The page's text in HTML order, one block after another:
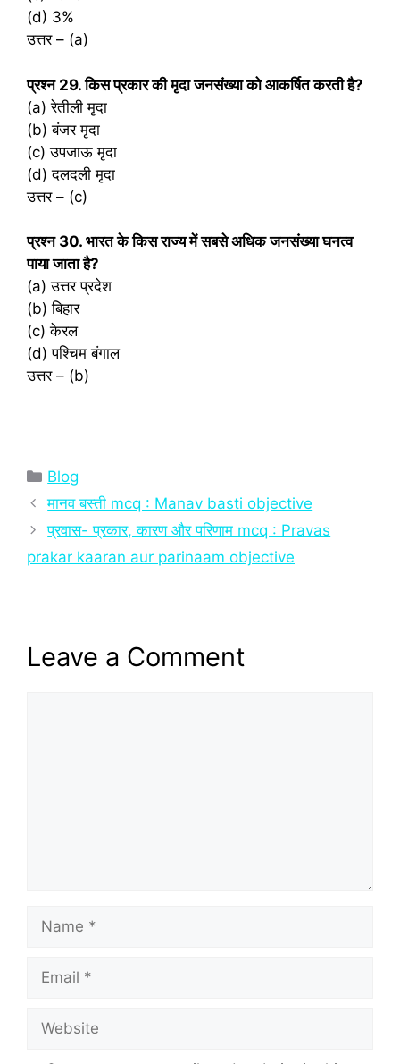
(d) 3%
उत्तर – (a)
प्रश्‍न 29. किस प्रकार की मृदा जनसंख्या को आकर्षित करती है?
(a) रेतीली मृदा
(b) बंजर मृदा
(c) उपजाऊ मृदा
(d) दलदली मृदा
उत्तर – (c)
प्रश्‍न 30. भारत के किस राज्य में सबसे अधिक जनसंख्या घनत्व
पाया जाता है?
(a) उत्तर प्रदेश
(b) बिहार
(c) केरल
(d) पश्चिम बंगाल
उत्तर – (b)
Categories
Blog
मानव बस्ती mcq : Manav basti objective
प्रवास- प्रकार, कारण और परिणाम mcq : Pravas
prakar kaaran aur parinaam objective
Leave a Comment